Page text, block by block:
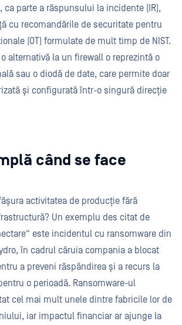
ca parte a răspunsului la incidente (IR),
cu recomandările de securitate pentru
(OT) formulate de mult timp de NIST.
alternativă la un firewall o reprezintă o
sau o diodă de date, care permite doar
și configurată într-o singură direcție​
când se face
activitatea de producție fără
Un exemplu des citat de
este incidentul cu ransomware din
în cadrul căruia compania a blocat
a preveni răspândirea și a recurs la
o perioadă. Ransomware-ul
cel mai mult unele dintre fabricile lor de
iar impactul financiar ar ajunge la